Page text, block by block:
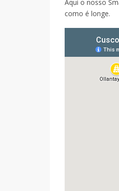
Aqui o nosso
como é longe.